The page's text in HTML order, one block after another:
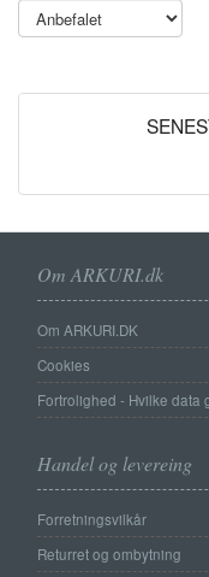
Om ARKURI.dk
Om ARKURI.DK
Cookies
Fortrolighed - Hvilke data
Handel og levereing
Forretningsvilkår
Returret og ombytning